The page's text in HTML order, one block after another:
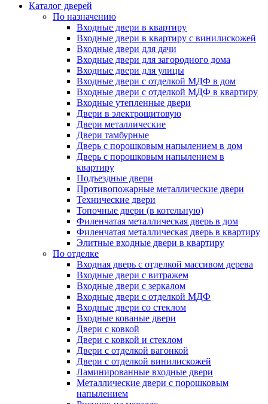
Каталог дверей
По назначению
Входные двери в квартиру
Входные двери в квартиру с винилискожей
Входные двери для дачи
Входные двери для загородного дома
Входные двери для улицы
Входные двери с отделкой МДФ в дом
Входные двери с отделкой МДФ в квартиру
Входные утепленные двери
Двери в электрощитовую
Двери металлические
Двери тамбурные
Дверь с порошковым напылением в дом
Дверь с порошковым напылением в
квартиру
Подъездные двери
Противопожарные металлические двери
Технические двери
Топочные двери (в котельную)
Филенчатая металлическая дверь в дом
Филенчатая металлическая дверь в квартиру
Элитные входные двери в квартиру
По отделке
Входная дверь с отделкой массивом дерева
Входные двери с витражем
Входные двери с зеркалом
Входные двери с отделкой МДФ
Входные двери со стеклом
Входные кованые двери
Двери с ковкой
Двери с ковкой и стеклом
Двери с отделкой вагонкой
Двери с отделкой винилискожей
Ламинированные входные двери
Металлические двери с порошковым
напылением